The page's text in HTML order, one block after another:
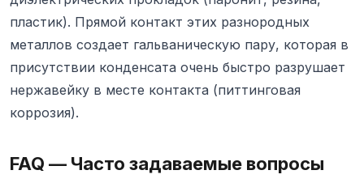
пластик). Прямой контакт этих разнородных
металлов создает гальваническую пару, которая в
присутствии конденсата очень быстро разрушает
нержавейку в месте контакта (питтинговая
коррозия).
FAQ — Часто задаваемые вопросы